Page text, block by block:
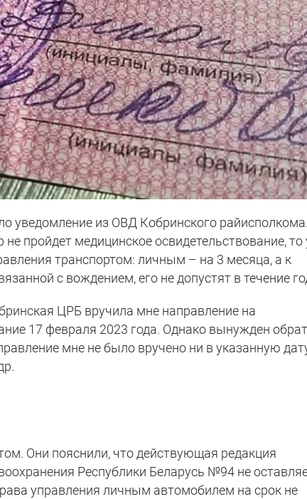
уведомление из ОВД Кобринского
не пройдет медицинское освидетельствование,
транспортом: личным – на 3 месяца, а к
с вождением, его не допустят в течение
ЦРБ вручила мне направление на
17 февраля 2023 года. Однако вынужден
мне не было вручено ни в указанную
Они пояснили, что действующая редакция
Республики Беларусь №94 не
управления личным автомобилем на срок не